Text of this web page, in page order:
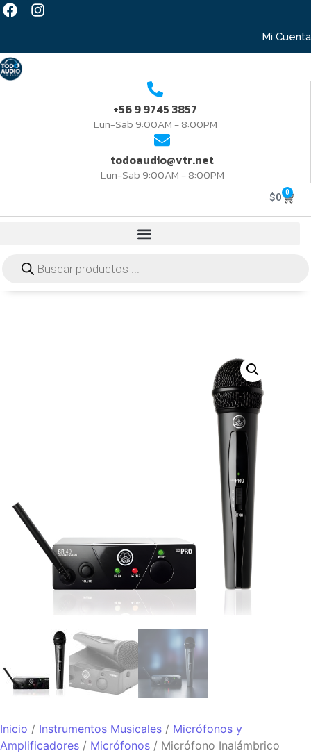
Mi Cuenta
+56 9 9745 3857
Lun-Sab 9:00AM - 8:00PM
todoaudio@vtr.net
Lun-Sab 9:00AM - 8:00PM
$0 0
Inicio / Instrumentos Musicales / Micrófonos y
Amplificadores / Micrófonos / Micrófono Inalámbrico